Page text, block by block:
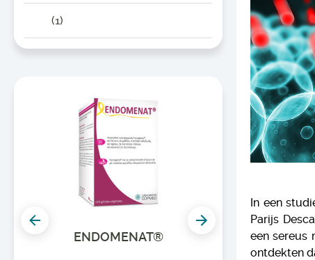
(1)
ENDOMENAT®
In een
Parijs
een sereus
ontdekten